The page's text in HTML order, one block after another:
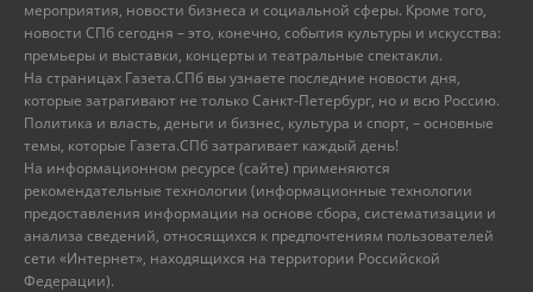
мероприятия, новости бизнеса и социальной сферы. Кроме того,
новости СПб сегодня – это, конечно, события культуры и искусства:
премьеры и выставки, концерты и театральные спектакли.
На страницах Газета.СПб вы узнаете последние новости дня,
которые затрагивают не только Санкт-Петербург, но и всю Россию.
Политика и власть, деньги и бизнес, культура и спорт, – основные
темы, которые Газета.СПб затрагивает каждый день!
На информационном ресурсе (сайте) применяются
рекомендательные технологии (информационные технологии
предоставления информации на основе сбора, систематизации и
анализа сведений, относящихся к предпочтениям пользователей
сети «Интернет», находящихся на территории Российской
Федерации).